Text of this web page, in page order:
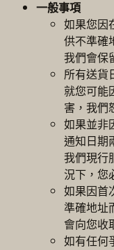
一般事項
如果您因
供不準確
我們會保
所有送貨
就您可能
害，我們
如果並非
通知日期
我們現行
況下，您
如果因首
準確地址
會向您收
如有任何